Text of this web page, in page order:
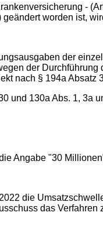
-
worden ist,
der
der
nach § 194a
und 130a Abs. 1, 3a
Angabe "30
die
das